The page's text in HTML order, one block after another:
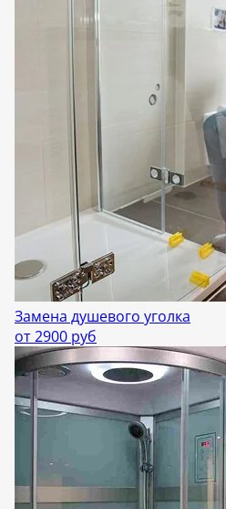
Замена душевого уголка
от 2900 руб